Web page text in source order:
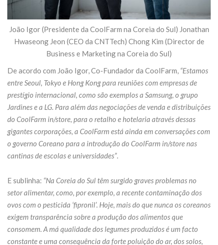
João Igor (Presidente da CoolFarm na Coreia do Sul) Jonathan
Hwaseong Jeon (CEO da CNTTech) Chong Kim (Director de
Business e Marketing na Coreia do Sul)
De acordo com João Igor, Co-Fundador da CoolFarm, “Estamos
entre Seoul, Tokyo e Hong Kong para reuniões com empresas de
prestígio internacional, como são exemplos a Samsung, o grupo
Jardines e a LG. Para além das negociações de venda e distribuições
do CoolFarm in/store, para o retalho e hotelaria através dessas
gigantes corporações, a CoolFarm está ainda em conversações com
o governo Coreano para a introdução do CoolFarm in/store nas
cantinas de escolas e universidades”.
E sublinha: “Na Coreia do Sul têm surgido graves problemas no
setor alimentar, como, por exemplo, a recente contaminação dos
ovos com o pesticida ‘fipronil’. Hoje, mais do que nunca os coreanos
exigem transparência sobre a produção dos alimentos que
consomem. A má qualidade dos legumes produzidos é um facto
constante e uma consequência da forte poluição do ar, dos solos,